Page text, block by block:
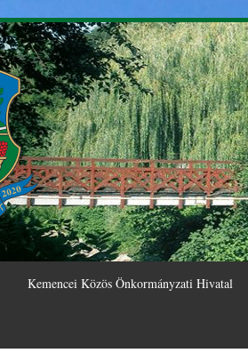
Kemencei Közös Önkormányzati Hivatal